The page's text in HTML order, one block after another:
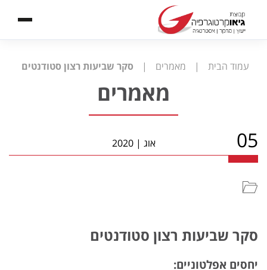
עמוד הבית | מאמרים | סקר שביעות רצון סטודנטים
מאמרים
05 אוג |
2020
סקר שביעות רצון סטודנטים
יחסים אפלטוניים: